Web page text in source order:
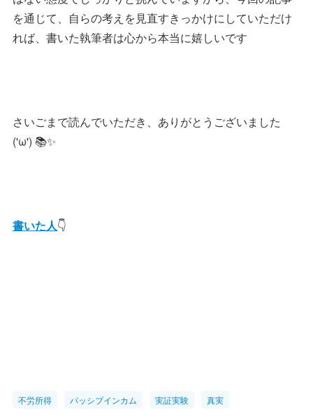
を通じて、自らの考えを見直すきっかけにしていただけ
れば、書いた執筆者は心から本当に嬉しいです
さいごまで読んでいただき、ありがとうございました
('ω') 📚✨
書いた人👇
不労所得 パッシブインカム 実証実験 真実